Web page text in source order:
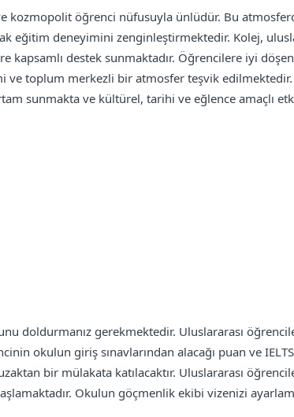
kozmopolit öğrenci nüfusuyla ünlüdür. Bu
eğitim deneyimini zenginleştirmektedir. Kolej,
kapsamlı destek sunmaktadır. Öğrencilere iyi
toplum merkezli bir atmosfer teşvik
sunmakta ve kültürel, tarihi ve eğlence amaçlı
doldurmanız gerekmektedir. Uluslararası
okulun giriş sınavlarından alacağı puan ve
bir mülakata katılacaktır. Uluslararası
Okulun göçmenlik ekibi vizenizi